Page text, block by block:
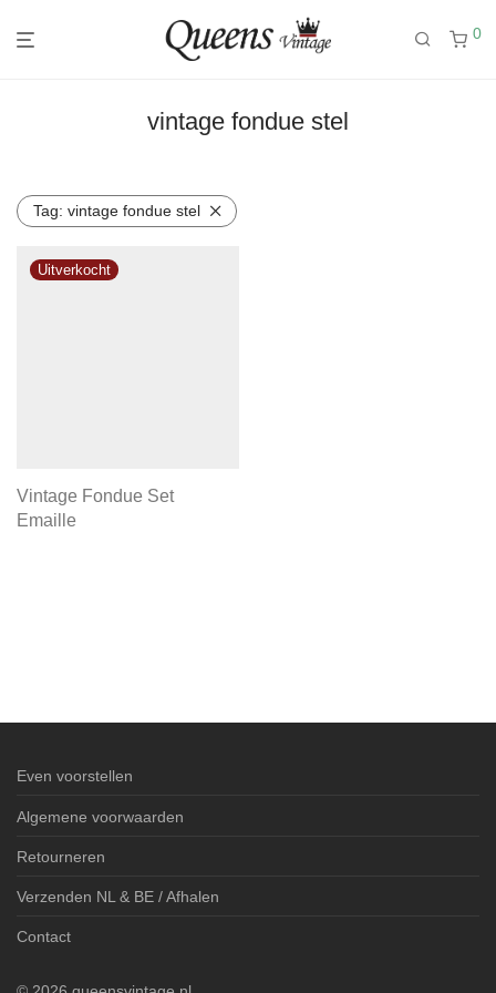
0
vintage fondue stel
Tag: vintage fondue stel
Vintage Fondue Set
Emaille
Even voorstellen
Algemene voorwaarden
Retourneren
Verzenden NL & BE / Afhalen
Contact